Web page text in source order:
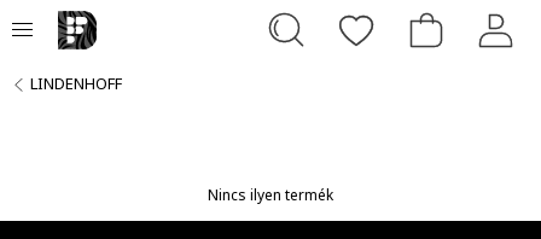
LINDENHOFF
Nincs ilyen termék